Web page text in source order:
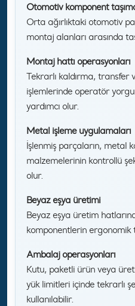
Otomotiv komponent
Orta ağırlıktaki otomotiv
montaj alanları arasında
Montaj hattı operasyonları
Tekrarlı kaldırma, transfer
işlemlerinde operatör
yardımcı olur.
Metal işleme uygulamaları
İşlenmiş parçaların, metal
malzemelerinin kontrollü
olur.
Beyaz eşya üretimi
Beyaz eşya üretim
komponentlerin ergonomik
Ambalaj operasyonları
Kutu, paketli ürün veya
yük limitleri içinde tekrarlı
kullanılabilir.